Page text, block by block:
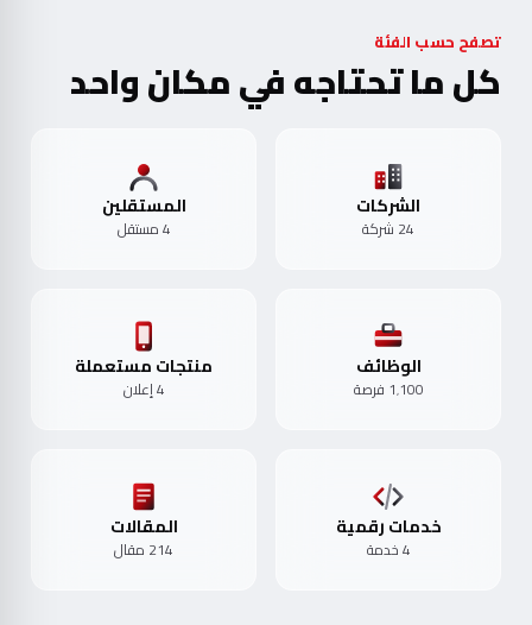
تصفح حسب الفئة
كل ما تحتاجه في مكان واحد
الشركات
24 شركة
المستقلين
4 مستقل
الوظائف
1٬100 فرصة
منتجات مستعملة
4 إعلان
خدمات رقمية
4 خدمة
المقالات
214 مقال